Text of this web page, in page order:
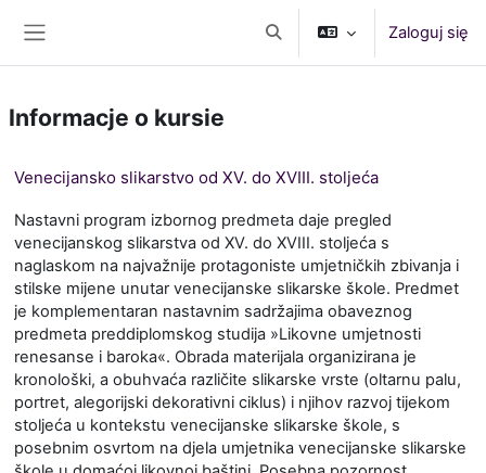
Przełącznik wyszukiwarki
Zaloguj się
Informacje o kursie
Venecijansko slikarstvo od XV. do XVIII. stoljeća
Nastavni program izbornog predmeta daje pregled
venecijanskog slikarstva od XV. do XVIII. stoljeća s
naglaskom na najvažnije protagoniste umjetničkih zbivanja i
stilske mijene unutar venecijanske slikarske škole. Predmet
je komplementaran nastavnim sadržajima obaveznog
predmeta preddiplomskog studija »Likovne umjetnosti
renesanse i baroka«. Obrada materijala organizirana je
kronološki, a obuhvaća različite slikarske vrste (oltarnu palu,
portret, alegorijski dekorativni ciklus) i njihov razvoj tijekom
stoljeća u kontekstu venecijanske slikarske škole, s
posebnim osvrtom na djela umjetnika venecijanske slikarske